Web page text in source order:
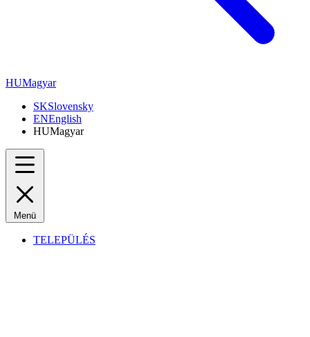
HUMagyar
SKSlovensky
ENEnglish
HUMagyar
Menü
TELEPÜLÉS